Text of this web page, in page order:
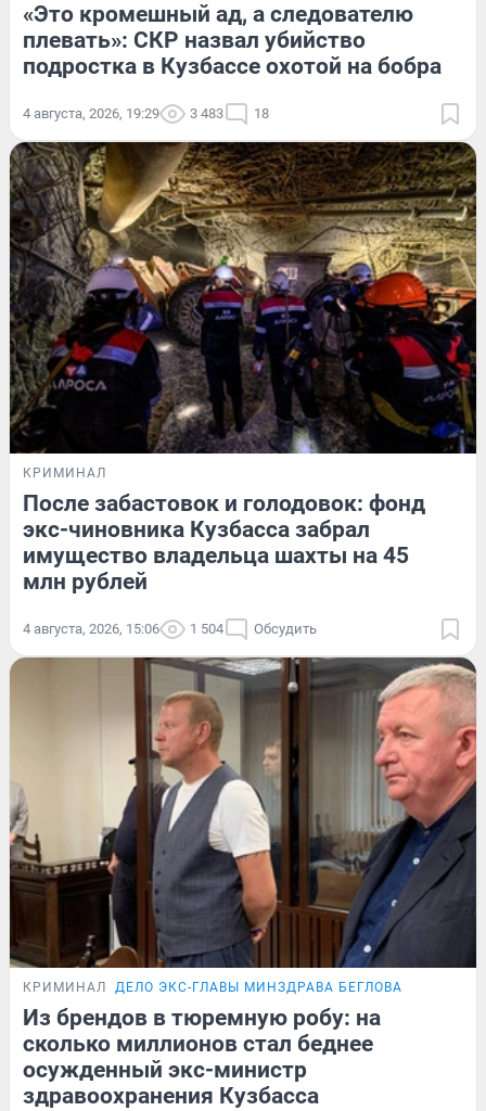
«Это кромешный ад, а следователю
плевать»: СКР назвал убийство
подростка в Кузбассе охотой на бобра
4 августа, 2026, 19:29 3 483 18
КРИМИНАЛ
После забастовок и голодовок: фонд
экс-чиновника Кузбасса забрал
имущество владельца шахты на 45
млн рублей
4 августа, 2026, 15:06 1 504 Обсудить
КРИМИНАЛ ДЕЛО ЭКС-ГЛАВЫ МИНЗДРАВА БЕГЛОВА
Из брендов в тюремную робу: на
сколько миллионов стал беднее
осужденный экс-министр
здравоохранения Кузбасса